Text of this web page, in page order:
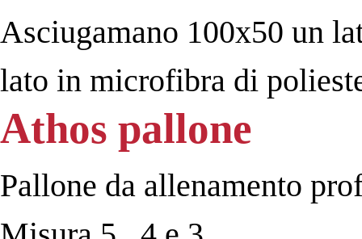
Asciugamano 100x50 un
lato in microfibra di
Athos pallone
Pallone da allenamento